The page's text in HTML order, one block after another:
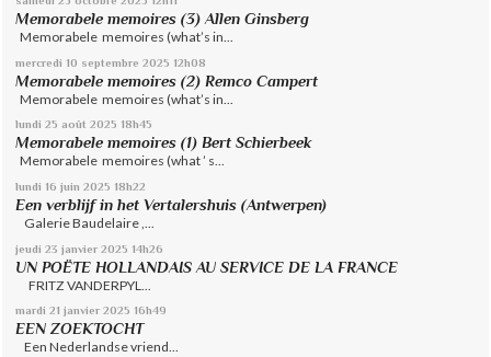
Memorabele memoires (3) Allen Ginsberg
Memorabele memoires (what’s in...
mercredi 10 septembre 2025 12h08
Memorabele memoires (2) Remco Campert
Memorabele memoires (what’s in...
lundi 25 août 2025 18h45
Memorabele memoires (1) Bert Schierbeek
Memorabele memoires (what ’ s...
lundi 16 juin 2025 18h22
Een verblijf in het Vertalershuis (Antwerpen)
Galerie Baudelaire ,...
jeudi 23 janvier 2025 14h26
UN POËTE HOLLANDAIS AU SERVICE DE LA FRANCE
FRITZ VANDERPYL...
mardi 21 janvier 2025 16h49
EEN ZOEKTOCHT
Een Nederlandse vriend...